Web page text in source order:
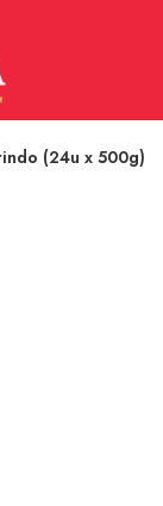
(24u x 500g)